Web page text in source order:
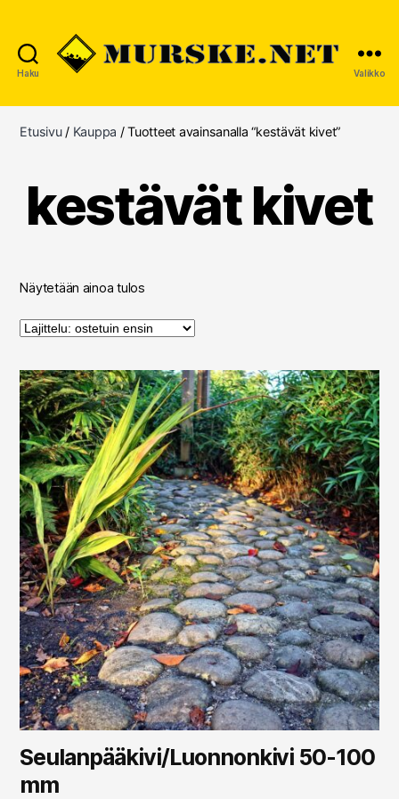
Haku Valikko
Etusivu/ Kauppa / Tuotteet avainsanalla “kestävät kivet”
kestävät kivet
Näytetään ainoa tulos
Seulanpääkivi/Luonnonkivi 50-100
mm